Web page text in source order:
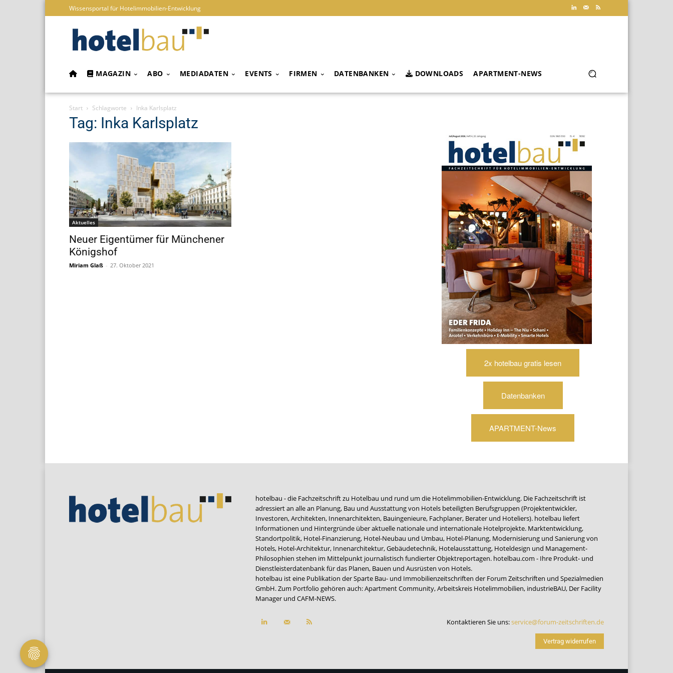
Wissensportal für Hotelimmobilien-Entwicklung
MAGAZIN ABO MEDIADATEN EVENTS FIRMEN DATENBANKEN DOWNLOADS APARTMENT-NEWS
Start Schlagworte Inka Karlsplatz
Tag: Inka Karlsplatz
Aktuelles
Neuer Eigentümer für Münchener
Königshof
Miriam Glaß - 27. Oktober 2021
2x hotelbau gratis lesen
Datenbanken
APARTMENT-News
hotelbau - die Fachzeitschrift zu Hotelbau und rund um die Hotelimmobilien-Entwicklung. Die Fachzeitschrift ist
adressiert an alle an Planung, Bau und Ausstattung von Hotels beteiligten Berufsgruppen (Projektentwickler,
Investoren, Architekten, Innenarchitekten, Bauingenieure, Fachplaner, Berater und Hoteliers). hotelbau liefert
Informationen und Hintergründe über aktuelle nationale und internationale Hotelprojekte. Marktentwicklung,
Standortpolitik, Hotel-Finanzierung, Hotel-Neubau und Umbau, Hotel-Planung, Modernisierung und Sanierung von
Hotels, Hotel-Architektur, Innenarchitektur, Gebäudetechnik, Hotelausstattung, Hoteldesign und Management-
Philosophien stehen im Mittelpunkt journalistisch fundierter Objektreportagen. hotelbau.com - Ihre Produkt- und
Dienstleisterdatenbank für das Planen, Bauen und Ausrüsten von Hotels.
hotelbau ist eine Publikation der Sparte Bau- und Immobilienzeitschriften der Forum Zeitschriften und Spezialmedien
GmbH. Zum Portfolio gehören auch:Apartment Community,Arbeitskreis Hotelimmobilien, industrieBAU, Der Facility
Manager und CAFM-NEWS.
Kontaktieren Sie uns:service@forum-zeitschriften.de
Vertrag widerrufen